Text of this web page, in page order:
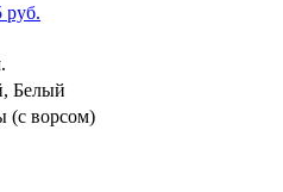
руб.
Белый
(с ворсом)